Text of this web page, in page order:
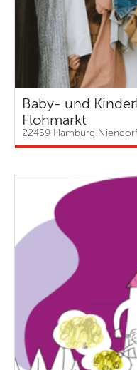
Baby- und
Flohmarkt
22459 Hamburg Niendorf